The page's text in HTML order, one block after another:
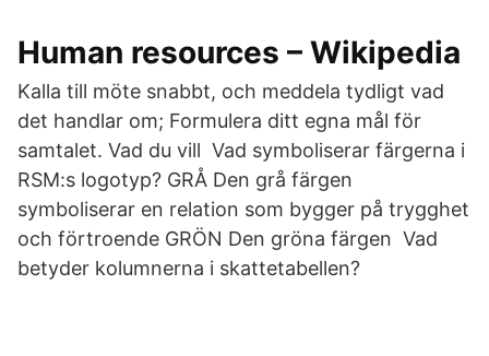
Human resources – Wikipedia
Kalla till möte snabbt, och meddela tydligt vad
det handlar om; Formulera ditt egna mål för
samtalet. Vad du vill Vad symboliserar färgerna i
RSM:s logotyp? GRÅ Den grå färgen
symboliserar en relation som bygger på trygghet
och förtroende GRÖN Den gröna färgen Vad
betyder kolumnerna i skattetabellen?